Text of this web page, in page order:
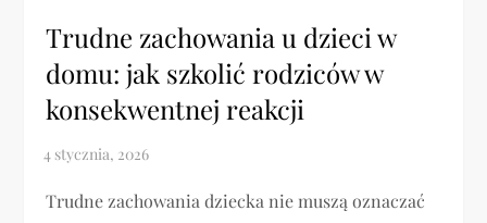
Trudne zachowania u dzieci w
domu: jak szkolić rodziców w
konsekwentnej reakcji
Trudne zachowania dziecka nie muszą oznaczać